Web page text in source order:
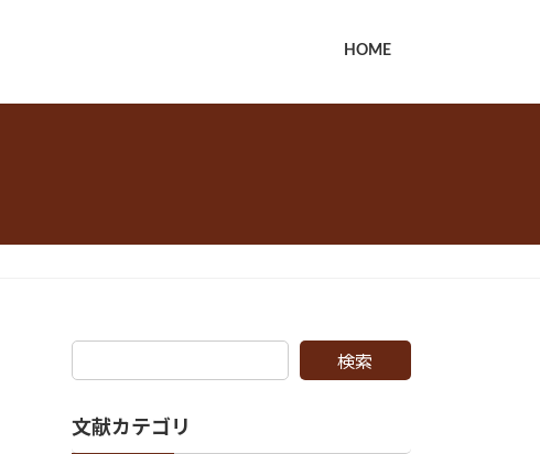
HOME
検索
文献カテゴリ